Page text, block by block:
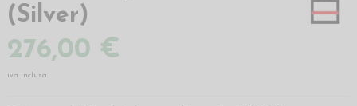
(Silver)
276,00 €
iva inclusa